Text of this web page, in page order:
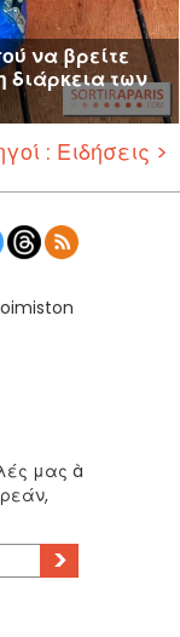
να βρείτε
διάρκεια των
: Ειδήσεις >
μας à
>